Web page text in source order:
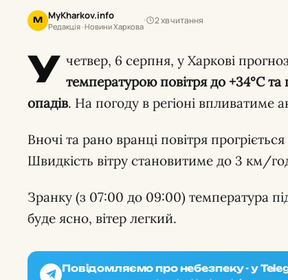
M MyKharkov.info
Редакція · Новини Харкова
2 хв читання
У четвер, 6 серпня, у Харкові
температурою повітря до +34°C
опадів. На погоду в регіоні впливатиме
Вночі та рано вранці повітря
Швидкість вітру становитиме до 3 км/
Зранку (з 07:00 до 09:00) температура
буде ясно, вітер легкий.
Повідомляємо про небезпеку - у